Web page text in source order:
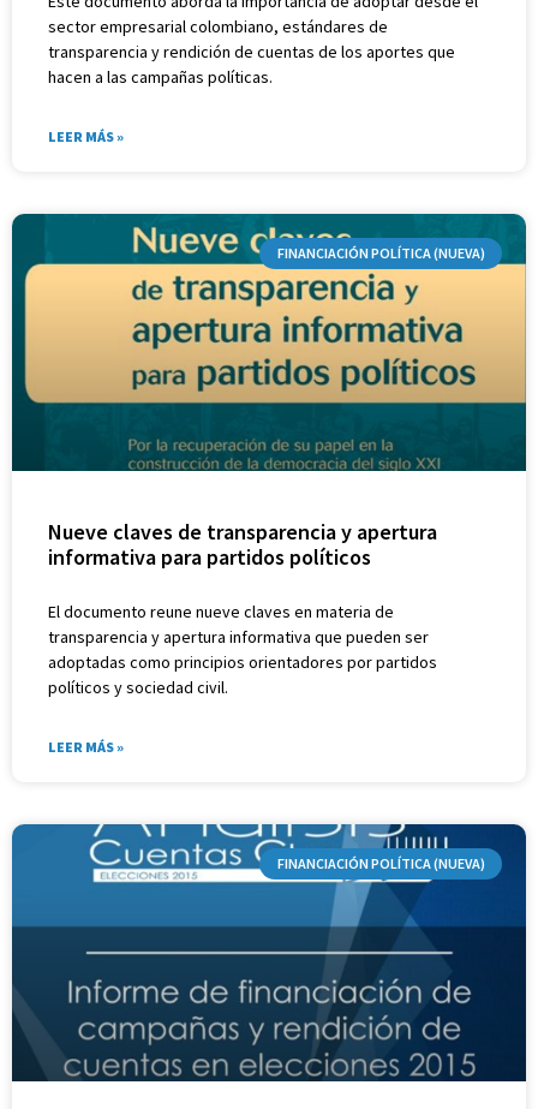
sector empresarial colombiano, estándares de
transparencia y rendición de cuentas de los aportes que
hacen a las campañas políticas.
LEER MÁS »
FINANCIACIÓN POLÍTICA (NUEVA)
Nueve claves de transparencia y apertura
informativa para partidos políticos
El documento reune nueve claves en materia de
transparencia y apertura informativa que pueden ser
adoptadas como principios orientadores por partidos
políticos y sociedad civil.
LEER MÁS »
FINANCIACIÓN POLÍTICA (NUEVA)